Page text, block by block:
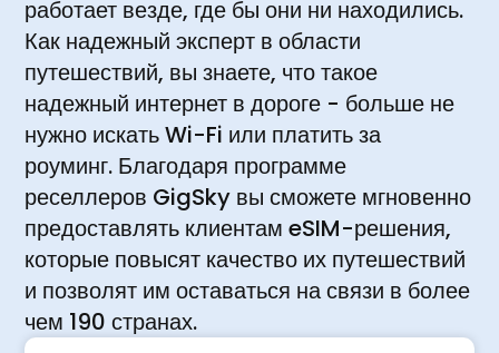
работает везде, где бы они ни находились.
Как надежный эксперт в области
путешествий, вы знаете, что такое
надежный интернет в дороге - больше не
нужно искать Wi-Fi или платить за
роуминг. Благодаря программе
реселлеров GigSky вы сможете мгновенно
предоставлять клиентам eSIM-решения,
которые повысят качество их путешествий
и позволят им оставаться на связи в более
чем 190 странах.